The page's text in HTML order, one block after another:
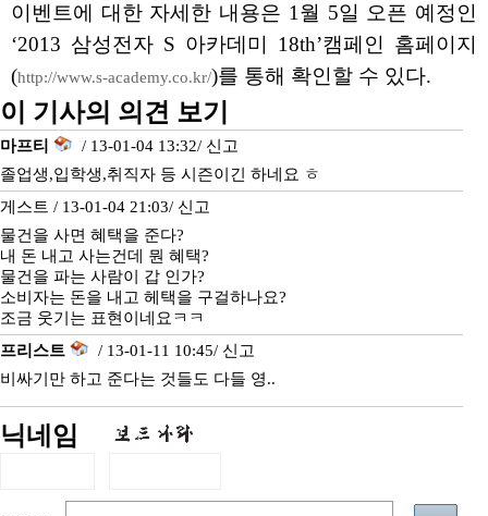
이벤트에 대한 자세한 내용은 1월 5일 오픈 예정인
‘2013 삼성전자 S 아카데미 18th’캠페인 홈페이지
(http://www.s-academy.co.kr/)를 통해 확인할 수 있다.
이 기사의 의견 보기
마프티 / 13-01-04 13:32/ 신고
졸업생,입학생,취직자 등 시즌이긴 하네요 ㅎ
게스트 / 13-01-04 21:03/ 신고
물건을 사면 혜택을 준다?
내 돈 내고 사는건데 뭔 혜택?
물건을 파는 사람이 갑 인가?
소비자는 돈을 내고 헤택을 구걸하나요?
조금 웃기는 표현이네요ㅋㅋ
프리스트
/ 13-01-11 10:45/ 신고
비싸기만 하고 준다는 것들도 다들 영..
닉네임